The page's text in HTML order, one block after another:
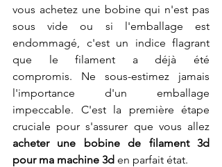
vous achetez une bobine qui n'est pas
sous vide ou si l'emballage est
endommagé, c'est un indice flagrant
que le filament a déjà été
compromis. Ne sous-estimez jamais
l'importance d'un emballage
impeccable. C'est la première étape
acheter une bobine de filament 3d
pour ma machine 3d en parfait état.